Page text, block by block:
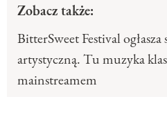
Zobacz także:
BitterSweet Festival ogłasza
artystyczną. Tu muzyka
mainstreamem